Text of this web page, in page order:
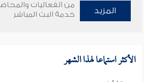
المزيد
من الفعاليات
خدمة البث المباشر
الأكثر استماعا لهذا الشهر